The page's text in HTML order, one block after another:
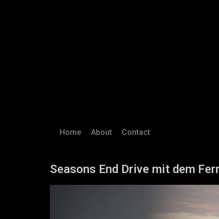
Home About Contact
Seasons End Drive mit dem